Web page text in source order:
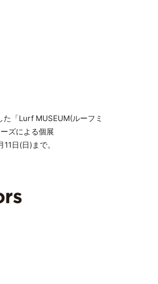
「Lurf MUSEUM(ルーフミ
ズによる個展
日(日)まで。